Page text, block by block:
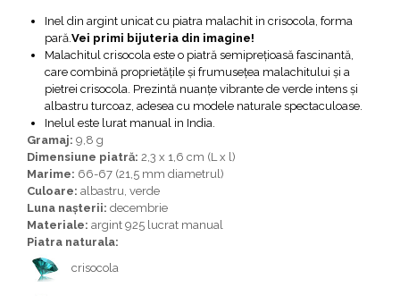
Bijuterii morganit
Inel din argint unicat cu piatra malachit in crisocola, forma
pară. Vei primi bijuteria din imagine!
Malachitul crisocola este o piatră semiprețioasă fascinantă,
care combină proprietățile și frumusețea malachitului și a
pietrei crisocola. Prezintă nuanțe vibrante de verde intens și
albastru turcoaz, adesea cu modele naturale spectaculoase.
Inelul este lurat manual in India.
Gramaj: 9,8 g
Dimensiune piatră: 2,3 x 1,6 cm (L x l)
Marime: 66-67 (21,5 mm diametrul)
Culoare: albastru, verde
Luna nașterii: decembrie
Materiale: argint 925 lucrat manual
Piatra naturala:
crisocola